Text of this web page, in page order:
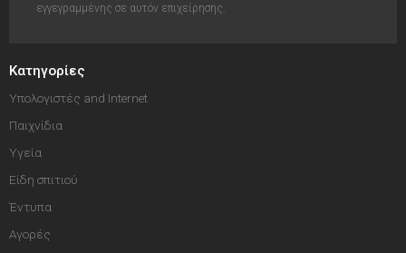
εγγεγραμμένης σε αυτόν επιχείρησης.
Κατηγορίες
Υπολογιστές and Internet
Παιχνίδια
Υγεία
Είδη σπιτιού
Έντυπα
Αγορές